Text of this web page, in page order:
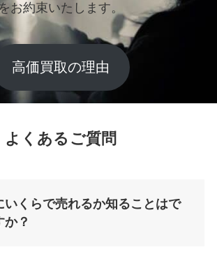
お約束いたします。
高価買取の理由
よくあるご質問
いくらで売れるか知ることはで
か？